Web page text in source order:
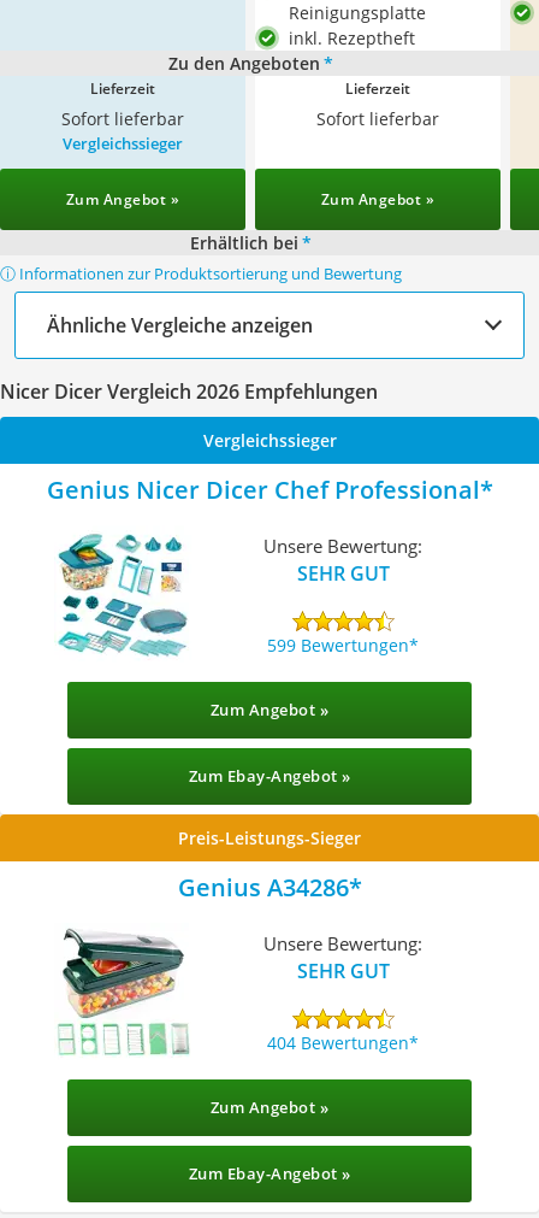
Reinigungsplatte
inkl. Rezeptheft
Zu den Angeboten *
Lieferzeit
Sofort lieferbar
Lieferzeit
Sofort lieferbar
Vergleichssieger
Zum Angebot » Zum Angebot »
Erhältlich bei *
ⓘ Informationen zur Produktsortierung und Bewertung
Ähnliche Vergleiche anzeigen
Nicer Dicer Vergleich 2026 Empfehlungen
Vergleichssieger
Genius Nicer Dicer Chef Professional
Unsere Bewertung:
SEHR GUT
599 Bewertungen
Zum Angebot »
Zum Ebay-Angebot »
Preis-Leistungs-Sieger
Genius A34286
Unsere Bewertung:
SEHR GUT
404 Bewertungen
Zum Angebot »
Zum Ebay-Angebot »